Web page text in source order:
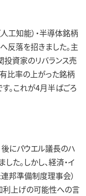
工知能）・半導体銘柄
反落を招きました。主
投資家のリバランス売
比率の上がった銘柄
。これが4月半ばごろ
にパウエル議長のハ
た。しかし、経済・イ
邦準備制度理事会）
利上げの可能性への言